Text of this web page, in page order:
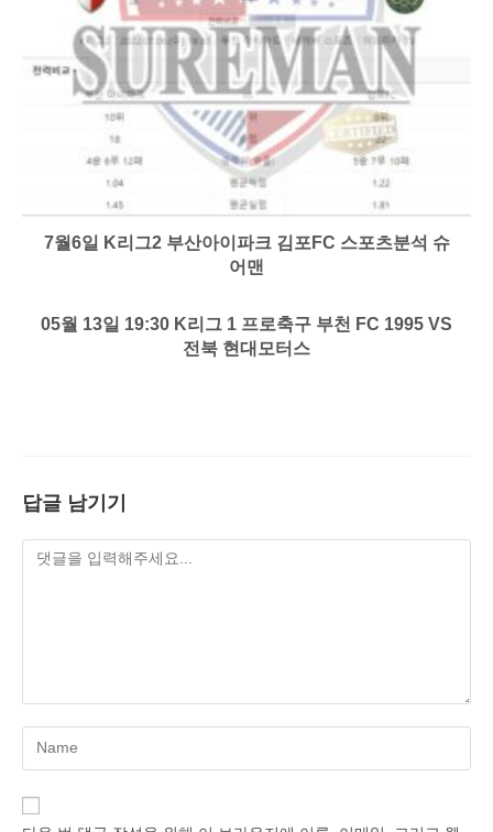
7월6일 K리그2 부산아이파크 김포FC 스포츠분석 슈
어맨
05월 13일 19:30 K리그 1 프로축구 부천 FC 1995 VS
전북 현대모터스
답글 남기기
Enter
your
name